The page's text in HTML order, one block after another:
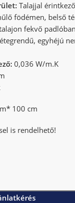
Talajjal
födémen, belső
fekvő
egyhéjú
0,036 W/m.K
100 cm
is rendelhető!